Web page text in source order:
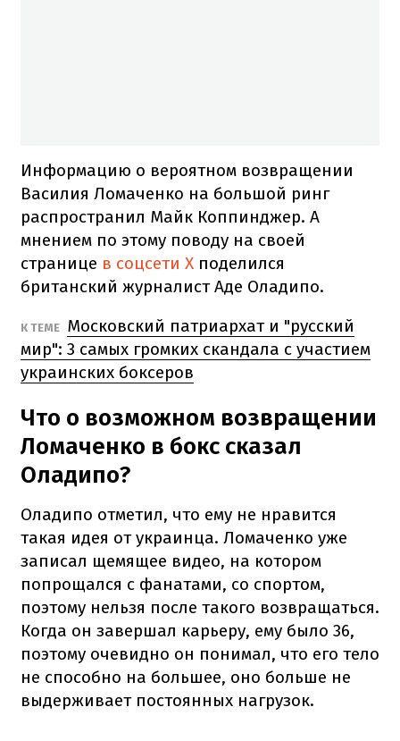
Информацию о вероятном возвращении
Василия Ломаченко на большой ринг
распространил Майк Коппинджер. А
мнением по этому поводу на своей
странице в соцсети Х поделился
британский журналист Аде Оладипо.
К ТЕМЕ Московский патриархат и "русский
мир": 3 самых громких скандала с участием
украинских боксеров
Что о возможном возвращении
Ломаченко в бокс сказал
Оладипо?
Оладипо отметил, что ему не нравится
такая идея от украинца. Ломаченко уже
записал щемящее видео, на котором
попрощался с фанатами, со спортом,
поэтому нельзя после такого возвращаться.
Когда он завершал карьеру, ему было 36,
поэтому очевидно он понимал, что его тело
не способно на большее, оно больше не
выдерживает постоянных нагрузок.